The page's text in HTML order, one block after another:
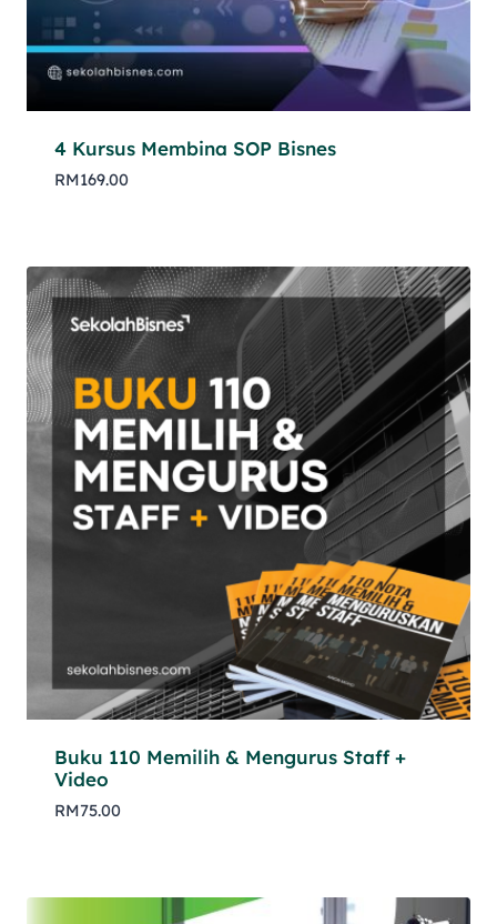
4 Kursus Membina SOP Bisnes
RM169.00
Buku 110 Memilih & Mengurus Staff +
Video
RM75.00